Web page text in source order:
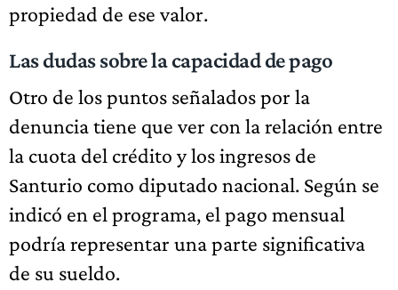
propiedad de ese valor.
Las dudas sobre la capacidad de pago
Otro de los puntos señalados por la
denuncia tiene que ver con la relación entre
la cuota del crédito y los ingresos de
Santurio como diputado nacional. Según se
indicó en el programa, el pago mensual
podría representar una parte significativa
de su sueldo.